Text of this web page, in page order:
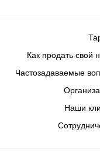
Как продать свой
Частозадаваемые
Наши